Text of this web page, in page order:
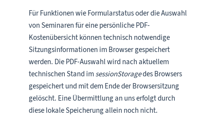
Für Funktionen wie Formularstatus oder die Auswahl
von Seminaren für eine persönliche PDF-
Kostenübersicht können technisch notwendige
Sitzungsinformationen im Browser gespeichert
werden. Die PDF-Auswahl wird nach aktuellem
technischen Stand im sessionStoragedes Browsers
gespeichert und mit dem Ende der Browsersitzung
gelöscht. Eine Übermittlung an uns erfolgt durch
diese lokale Speicherung allein noch nicht.